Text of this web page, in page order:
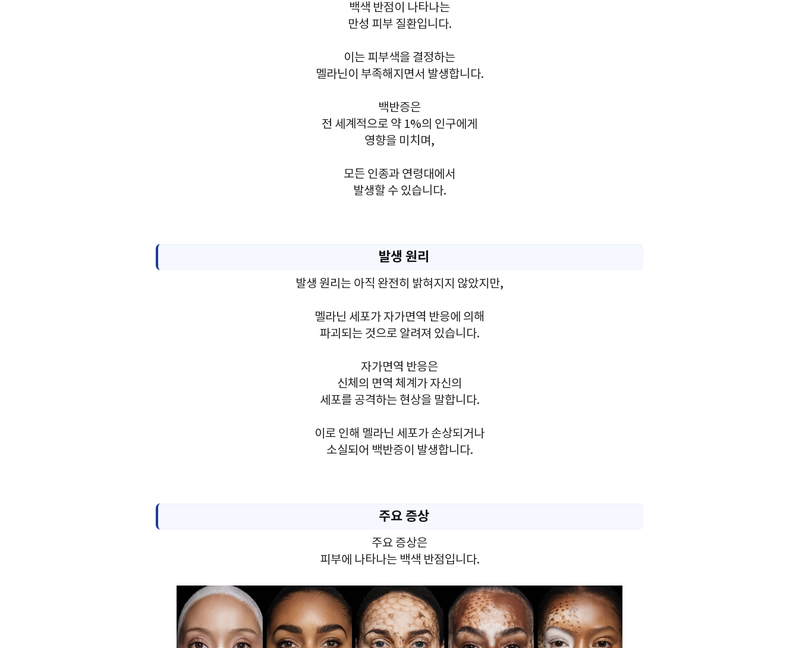
백색 반점이 나타나는
만성 피부 질환입니다.
이는 피부색을 결정하는
멜라닌이 부족해지면서 발생합니다.
백반증은
전 세계적으로 약 1%의 인구에게
영향을 미치며,
모든 인종과 연령대에서
발생할 수 있습니다.
발생 원리
발생 원리는 아직 완전히 밝혀지지 않았지만,
멜라닌 세포가 자가면역 반응에 의해
파괴되는 것으로 알려져 있습니다.
자가면역 반응은
신체의 면역 체계가 자신의
세포를 공격하는 현상을 말합니다.
이로 인해 멜라닌 세포가 손상되거나
소실되어 백반증이 발생합니다.
주요 증상
주요 증상은
피부에 나타나는 백색 반점입니다.